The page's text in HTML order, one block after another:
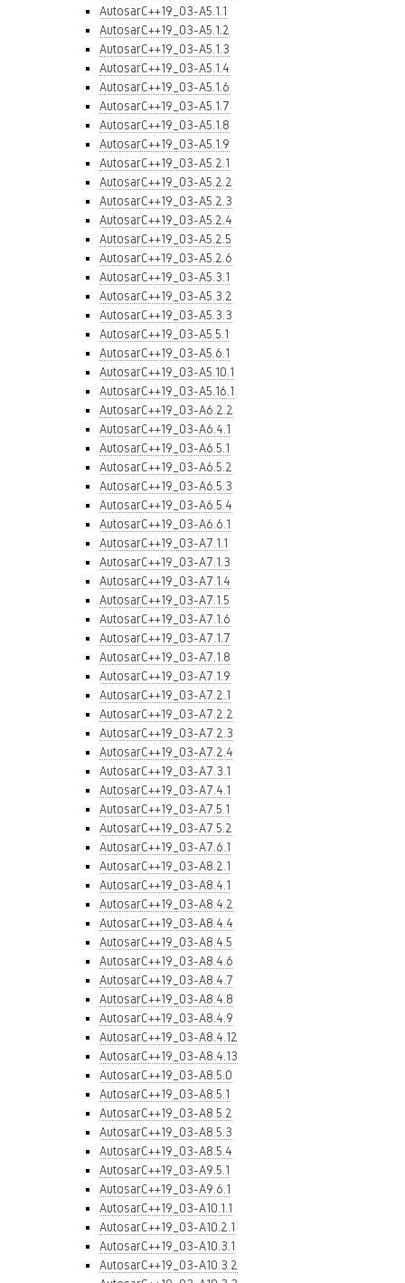
AutosarC++19_03-A5.1.1
AutosarC++19_03-A5.1.2
AutosarC++19_03-A5.1.3
AutosarC++19_03-A5.1.4
AutosarC++19_03-A5.1.6
AutosarC++19_03-A5.1.7
AutosarC++19_03-A5.1.8
AutosarC++19_03-A5.1.9
AutosarC++19_03-A5.2.1
AutosarC++19_03-A5.2.2
AutosarC++19_03-A5.2.3
AutosarC++19_03-A5.2.4
AutosarC++19_03-A5.2.5
AutosarC++19_03-A5.2.6
AutosarC++19_03-A5.3.1
AutosarC++19_03-A5.3.2
AutosarC++19_03-A5.3.3
AutosarC++19_03-A5.5.1
AutosarC++19_03-A5.6.1
AutosarC++19_03-A5.10.1
AutosarC++19_03-A5.16.1
AutosarC++19_03-A6.2.2
AutosarC++19_03-A6.4.1
AutosarC++19_03-A6.5.1
AutosarC++19_03-A6.5.2
AutosarC++19_03-A6.5.3
AutosarC++19_03-A6.5.4
AutosarC++19_03-A6.6.1
AutosarC++19_03-A7.1.1
AutosarC++19_03-A7.1.3
AutosarC++19_03-A7.1.4
AutosarC++19_03-A7.1.5
AutosarC++19_03-A7.1.6
AutosarC++19_03-A7.1.7
AutosarC++19_03-A7.1.8
AutosarC++19_03-A7.1.9
AutosarC++19_03-A7.2.1
AutosarC++19_03-A7.2.2
AutosarC++19_03-A7.2.3
AutosarC++19_03-A7.2.4
AutosarC++19_03-A7.3.1
AutosarC++19_03-A7.4.1
AutosarC++19_03-A7.5.1
AutosarC++19_03-A7.5.2
AutosarC++19_03-A7.6.1
AutosarC++19_03-A8.2.1
AutosarC++19_03-A8.4.1
AutosarC++19_03-A8.4.2
AutosarC++19_03-A8.4.4
AutosarC++19_03-A8.4.5
AutosarC++19_03-A8.4.6
AutosarC++19_03-A8.4.7
AutosarC++19_03-A8.4.8
AutosarC++19_03-A8.4.9
AutosarC++19_03-A8.4.12
AutosarC++19_03-A8.4.13
AutosarC++19_03-A8.5.0
AutosarC++19_03-A8.5.1
AutosarC++19_03-A8.5.2
AutosarC++19_03-A8.5.3
AutosarC++19_03-A8.5.4
AutosarC++19_03-A9.5.1
AutosarC++19_03-A9.6.1
AutosarC++19_03-A10.1.1
AutosarC++19_03-A10.2.1
AutosarC++19_03-A10.3.1
AutosarC++19_03-A10.3.2